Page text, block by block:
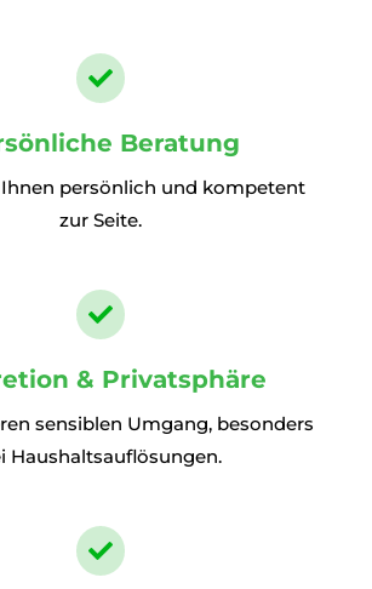

Beratung
persönlich und kompetent
zur Seite.

& Privatsphäre
sensiblen Umgang, besonders
Haushaltsauflösungen.
